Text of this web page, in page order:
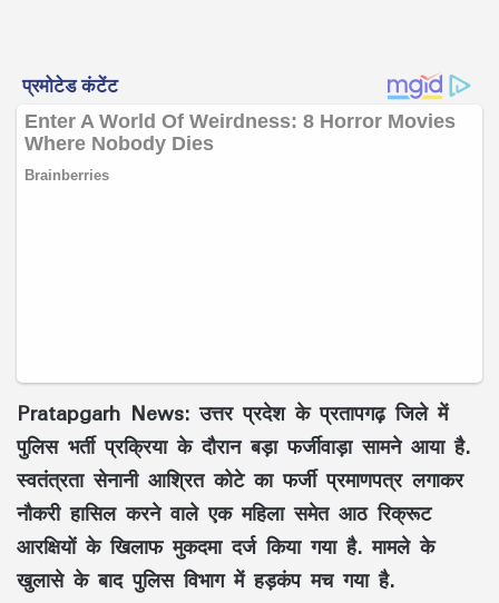
Pratapgarh News: उत्तर प्रदेश के प्रतापगढ़ जिले में
पुलिस भर्ती प्रक्रिया के दौरान बड़ा फर्जीवाड़ा सामने आया है.
स्वतंत्रता सेनानी आश्रित कोटे का फर्जी प्रमाणपत्र लगाकर
नौकरी हासिल करने वाले एक महिला समेत आठ रिक्रूट
आरक्षियों के खिलाफ मुकदमा दर्ज किया गया है. मामले के
खुलासे के बाद पुलिस विभाग में हड़कंप मच गया है.